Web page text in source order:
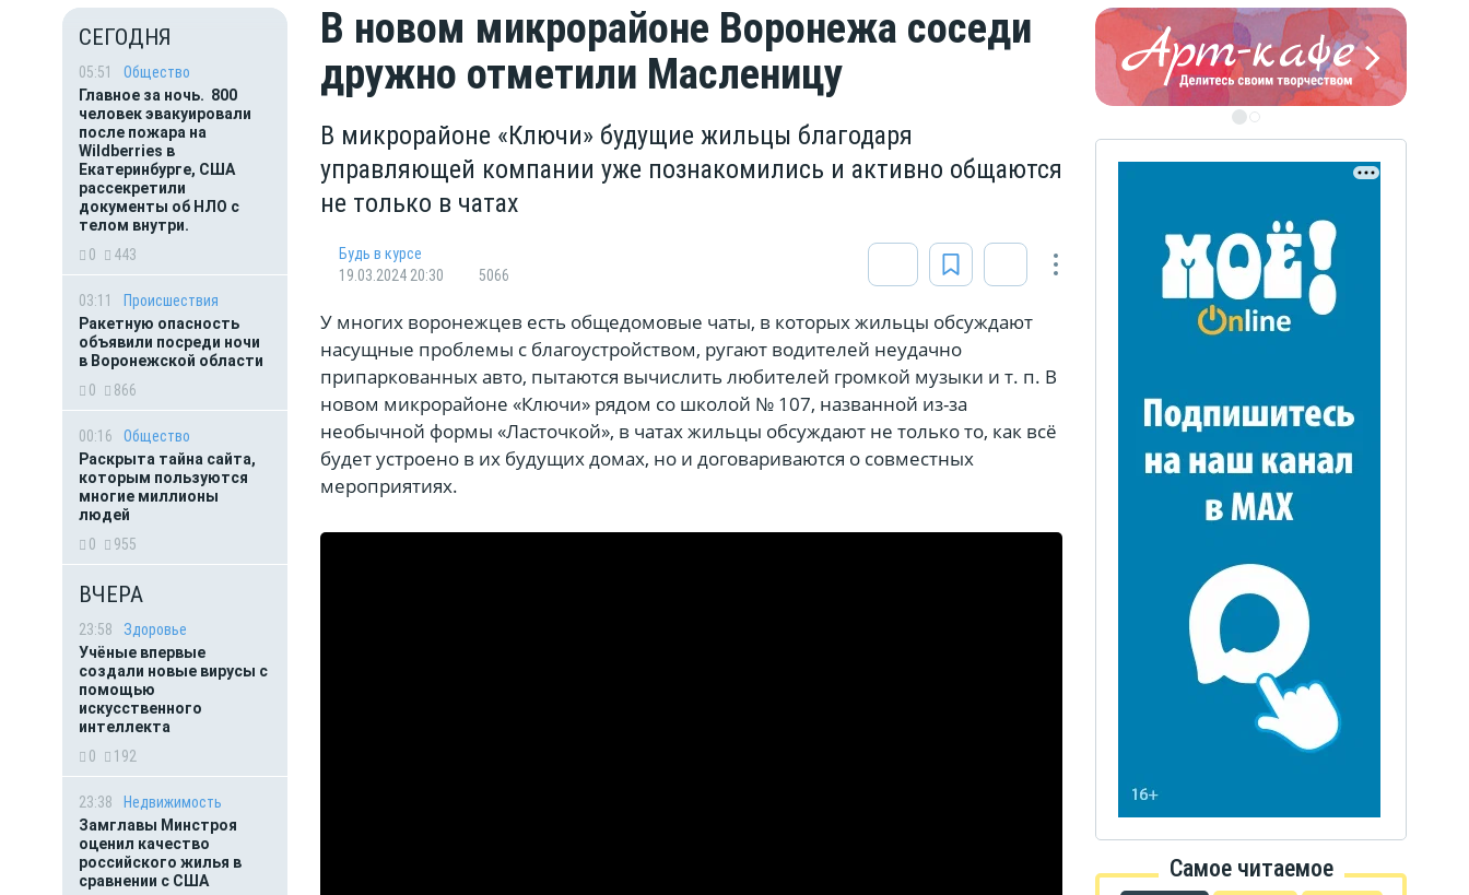
СЕГОДНЯ
05:51
Общество
Главное за ночь. 800
человек эвакуировали
после пожара на
Wildberries в
Екатеринбурге, США
рассекретили
документы об НЛО с
телом внутри.
0
443
03:11
Происшествия
Ракетную опасность
объявили посреди ночи
в Воронежской области
0
866
00:16
Общество
Раскрыта тайна сайта,
которым пользуются
многие миллионы
людей
0
955
ВЧЕРА
23:58
Здоровье
Учёные впервые
создали новые вирусы с
помощью
искусственного
интеллекта
0
192
23:38
Недвижимость
Замглавы Минстроя
оценил качество
российского жилья в
сравнении с США
В новом микрорайоне Воронежа соседи
дружно отметили Масленицу
В микрорайоне «Ключи» будущие жильцы благодаря
управляющей компании уже познакомились и активно общаются
не только в чатах
Будь в курсе
19.03.2024 20:30
5066
У многих воронежцев есть общедомовые чаты, в которых жильцы обсуждают
насущные проблемы с благоустройством, ругают водителей неудачно
припаркованных авто, пытаются вычислить любителей громкой музыки и т. п. В
новом микрорайоне «Ключи» рядом со школой № 107, названной из-за
необычной формы «Ласточкой», в чатах жильцы обсуждают не только то, как всё
будет устроено в их будущих домах, но и договариваются о совместных
мероприятиях.
ЭТО БЫЛО В
Книга памяти воронежских
воинов-интернационалистов
ЭТО БЫЛО В
Книга памяти воронежских
воинов-интернационалистов
Самое читаемое